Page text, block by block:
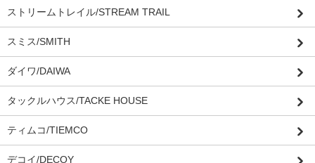
ストリームトレイル/STREAM TRAIL
スミス/SMITH
ダイワ/DAIWA
タックルハウス/TACKE HOUSE
ティムコ/TIEMCO
デコイ/DECOY